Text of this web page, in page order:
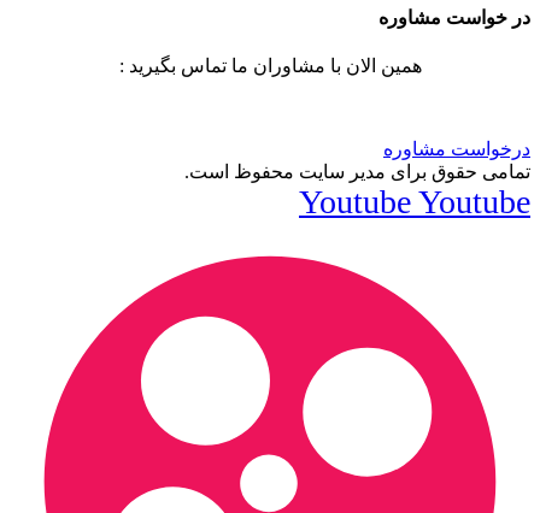
در خواست مشاوره
همین الان با مشاوران ما تماس بگیرید :
درخواست مشاوره
تمامی حقوق برای مدیر سایت محفوظ است.
YoutubeYoutube